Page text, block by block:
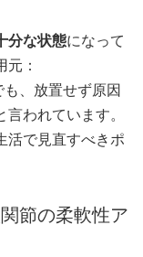
分な状態になって
：
、放置せず原因
われています。
活で見直すべきポ
節の柔軟性ア